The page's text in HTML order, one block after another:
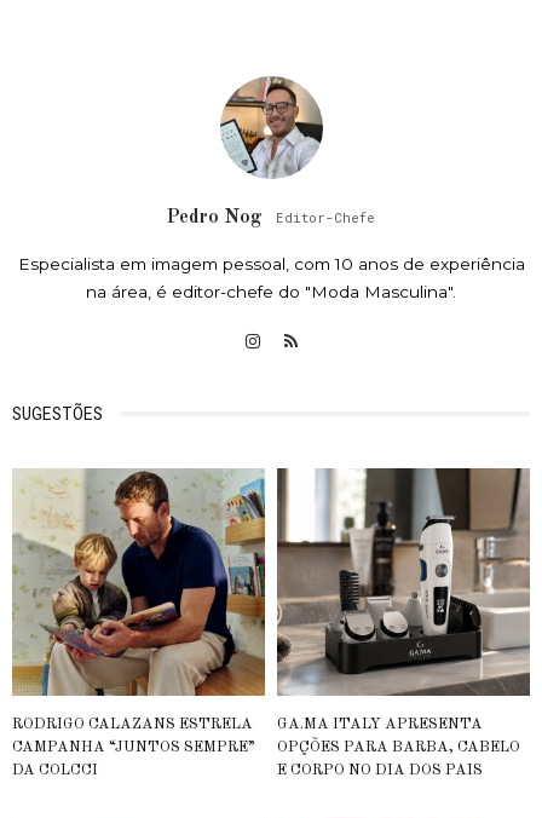
Pedro Nog Editor-Chefe
Especialista em imagem pessoal, com 10 anos de experiência
na área, é editor-chefe do "Moda Masculina".
SUGESTÕES
RODRIGO CALAZANS ESTRELA
CAMPANHA “JUNTOS SEMPRE”
DA COLCCI
GA.MA ITALY APRESENTA
OPÇÕES PARA BARBA, CABELO
E CORPO NO DIA DOS PAIS